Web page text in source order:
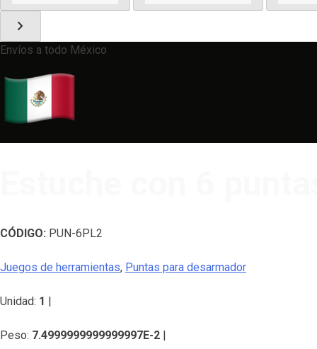
chevron_right
Envíos a todo México
CÓDIGO: PUN-6PL2
Juegos de herramientas, Puntas para desarmador
Unidad: 1
Peso: 7.4999999999999997E-2